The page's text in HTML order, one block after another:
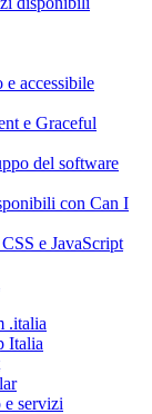
e accessibile
e Graceful
del software
con Can I
e JavaScript
.italia
Italia
servizi